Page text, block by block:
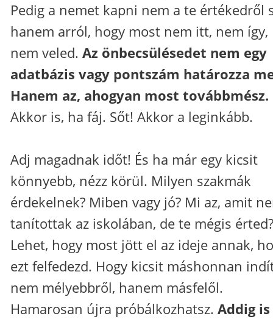
Pedig a nemet kapni nem a te értékedről
hanem arról, hogy most nem itt, nem így,
nem veled. Az önbecsülésedet nem egy
adatbázis vagy pontszám határozza
Hanem az, ahogyan most továbbmész.
Akkor is, ha fáj. Sőt! Akkor a leginkább.
Adj magadnak időt! És ha már egy kicsit
könnyebb, nézz körül. Milyen szakmák
érdekelnek? Miben vagy jó? Mi az, amit
tanítottak az iskolában, de te mégis érted?
Lehet, hogy most jött el az ideje annak,
ezt felfedezd. Hogy kicsit máshonnan
nem mélyebbről, hanem másfelől.
Hamarosan újra próbálkozhatsz. Addig is